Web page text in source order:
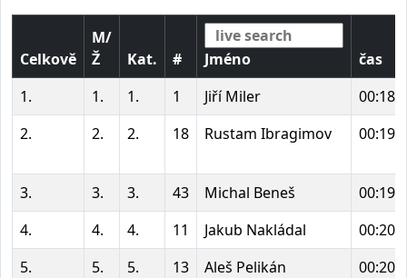
Celkově
M/
Ž
Kat. # Jméno
čas
1.
1. 1. 1 Jiří Miler
2.
2. 2. 18 Rustam Ibragimov
3. 3. 3. 43 Michal Beneš
4.
4. 4. 11 Jakub Nakládal
5.
5. 5. 13 Aleš Pelikán